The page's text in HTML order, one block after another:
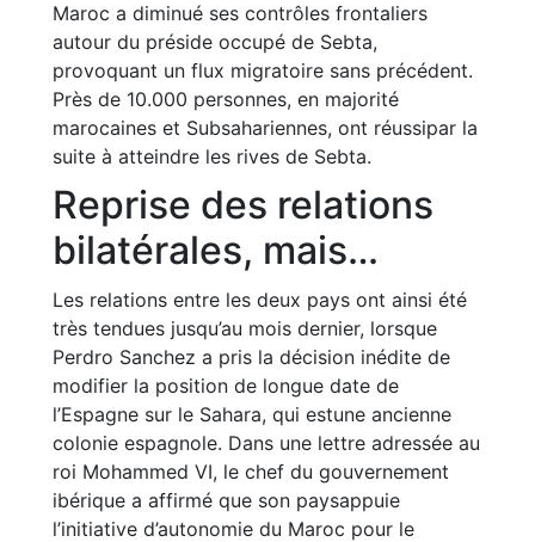
Maroc a diminué ses contrôles frontaliers
autour du préside occupé de Sebta,
provoquant un flux migratoire sans précédent.
Près de 10.000 personnes, en majorité
marocaines et Subsahariennes, ont réussipar la
suite à atteindre les rives de Sebta.
Reprise des relations
bilatérales, mais…
Les relations entre les deux pays ont ainsi été
très tendues jusqu’au mois dernier, lorsque
Perdro Sanchez a pris la décision inédite de
modifier la position de longue date de
l’Espagne sur le Sahara, qui estune ancienne
colonie espagnole. Dans une lettre adressée au
roi Mohammed VI, le chef du gouvernement
ibérique a affirmé que son paysappuie
l’initiative d’autonomie du Maroc pour le